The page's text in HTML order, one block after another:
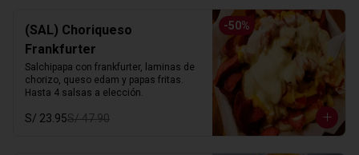
-50%
(SAL) Choriqueso
Frankfurter
Salchipapa con frankfurter, laminas de
chorizo, queso edam y papas fritas.
Hasta 4 salsas a elección.
S/ 23.95S/ 47.90